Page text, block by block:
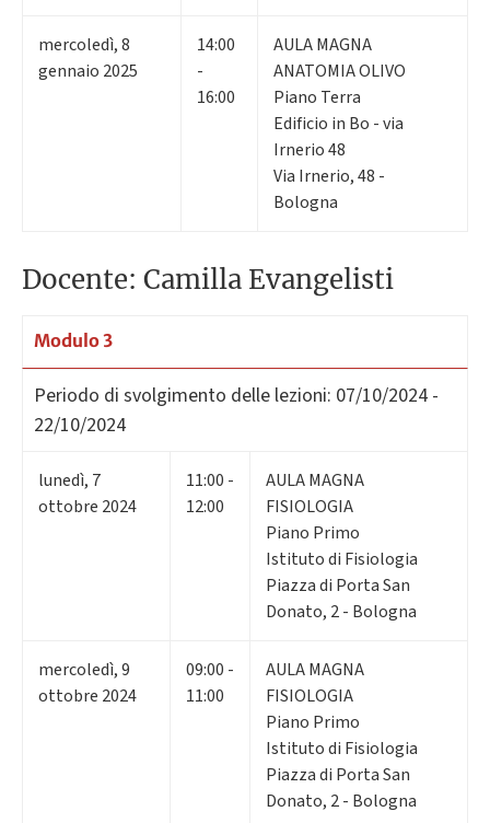
mercoledì,8
gennaio 2025
14:00
-
16:00
AULA MAGNA
ANATOMIA OLIVO
Piano Terra
Edificio in Bo - via
Irnerio 48
Via Irnerio, 48 -
Bologna
Docente: Camilla Evangelisti
Modulo 3
Periodo di svolgimento delle lezioni: 07/10/2024 -
22/10/2024
lunedì, 7
ottobre 2024
11:00 -
12:00
AULA MAGNA
FISIOLOGIA
Piano Primo
Istituto di Fisiologia
Piazza di Porta San
Donato, 2 - Bologna
mercoledì,9
ottobre 2024
09:00 -
11:00
AULA MAGNA
FISIOLOGIA
Piano Primo
Istituto di Fisiologia
Piazza di Porta San
Donato, 2 - Bologna